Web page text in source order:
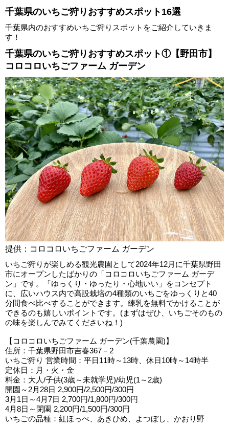
千葉県のいちご狩りおすすめスポット16選
千葉県内のおすすめいちご狩りスポットをご紹介していきま
す！
千葉県のいちご狩りおすすめスポット①【野田市】
コロコロいちごファーム ガーデン
提供：コロコロいちごファーム ガーデン
いちご狩りが楽しめる観光農園として2024年12月に千葉県野田
市にオープンしたばかりの「コロコロいちごファーム ガーデ
ン」です。「ゆっくり・ゆったり・心地いい」をコンセプト
に、広いハウス内で高設栽培の4種類のいちごをゆっくりと40
分間食べ比べすることができます。練乳を無料でかけることが
できるのも嬉しいポイントです。(まずはぜひ、いちごそのもの
の味を楽しんでみてくださいね！)
【コロコロいちごファーム ガーデン(千葉農園)】
住所：千葉県野田市吉春367－2
いちご狩り 営業時間：平日11時～13時、休日10時～14時半
定休日：月・火・金
料金：大人/子供(3歳～未就学児)/幼児(1～2歳)
開園～2月28日 2,900円/2,500円/300円
3月1日～4月7日 2,700円/1,800円/300円
4月8日～閉園 2,200円/1,500円/300円
いちごの品種：紅ほっぺ、あきひめ、よつぼし、かおり野